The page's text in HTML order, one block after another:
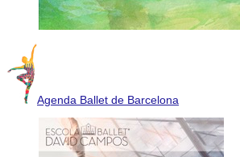
Agenda Ballet de Barcelona